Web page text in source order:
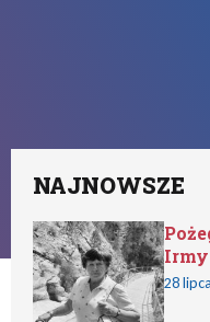
NAJNOWSZE
28